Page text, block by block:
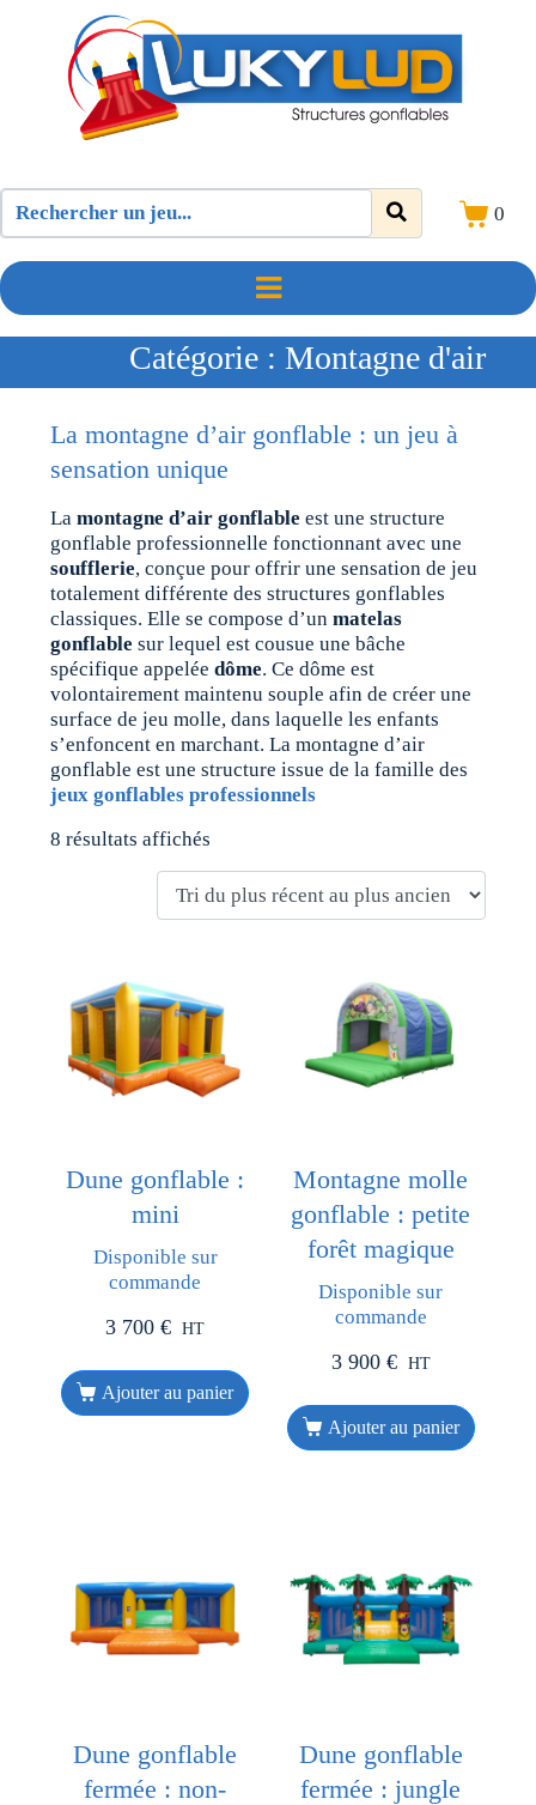
0
Catégorie : Montagne d'air
La montagne d’air gonflable : un jeu à
sensation unique
Lamontagne d’air gonflable est une structure
gonflable professionnelle fonctionnant avec une
soufflerie, conçue pour offrir une sensation de jeu
totalement différente des structures gonflables
classiques. Elle se compose d’unmatelas
gonflable sur lequel est cousue une bâche
spécifique appeléedôme. Ce dôme est
volontairement maintenu souple afin de créer une
surface de jeu molle, dans laquelle les enfants
s’enfoncent en marchant. La montagne d’air
gonflable est une structure issue de la famille des
jeux gonflables professionnels
8 résultats affichés
Dune gonflable :
mini
Disponible sur
commande
3 700€ HT
Ajouter au panier
Montagne molle
gonflable : petite
forêt magique
Disponible sur
commande
3 900 € HT
Ajouter au panier
Dune gonflable
fermée : non-
Dune gonflable
fermée : jungle